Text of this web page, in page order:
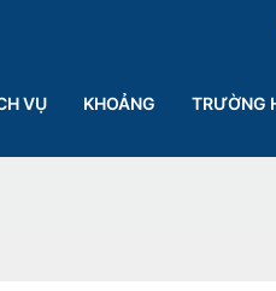
VỤ KHOẢNG TRƯỜNG